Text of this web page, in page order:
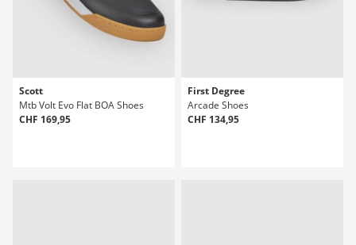
Scott
Mtb Volt Evo Flat BOA Shoes
CHF 169,95
First Degree
Arcade Shoes
CHF 134,95